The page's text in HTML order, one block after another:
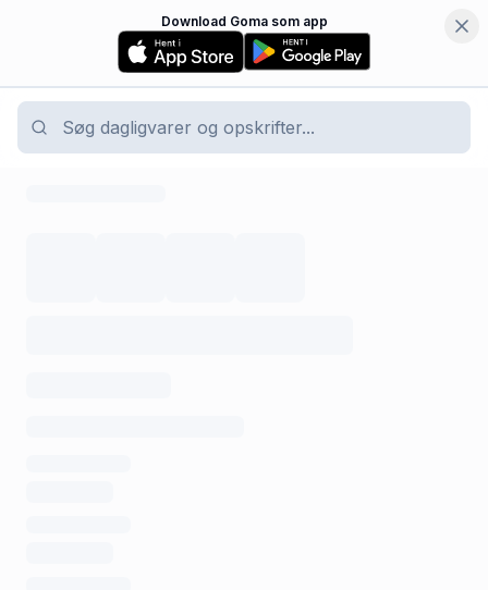
Download Goma som app